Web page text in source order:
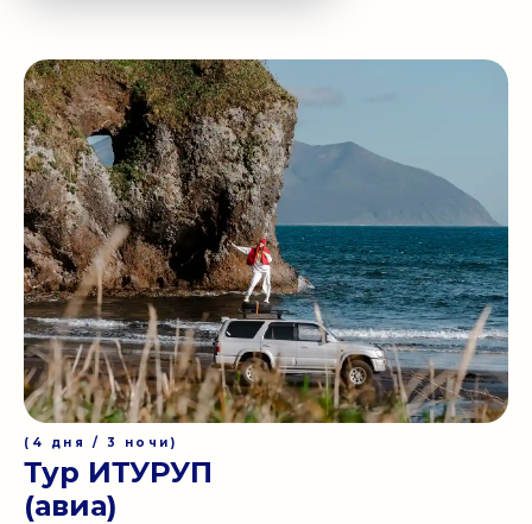
(4 дня / 3 ночи)
Тур ИТУРУП
(авиа)